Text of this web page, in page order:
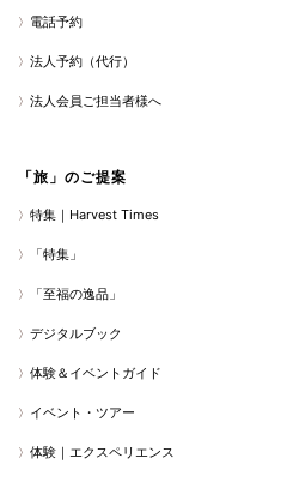
電話予約
法人予約（代行）
法人会員ご担当者様へ
「旅」のご提案
特集｜Harvest Times
「特集」
「至福の逸品」
デジタルブック
体験＆イベントガイド
イベント・ツアー
体験｜エクスペリエンス